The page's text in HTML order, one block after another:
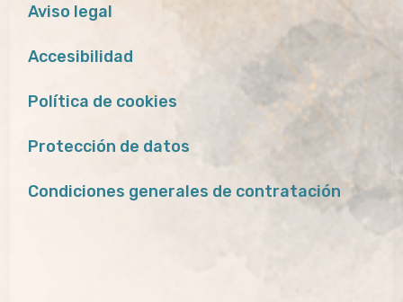
Aviso legal
Accesibilidad
Política de cookies
Protección de datos
Condiciones generales de contratación